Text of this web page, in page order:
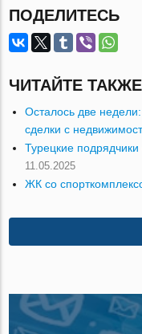
ПОДЕЛИТЕСЬ
ЧИТАЙТЕ ТАКЖЕ
Осталось две
сделки с
Турецкие
11.05.2025
ЖК со